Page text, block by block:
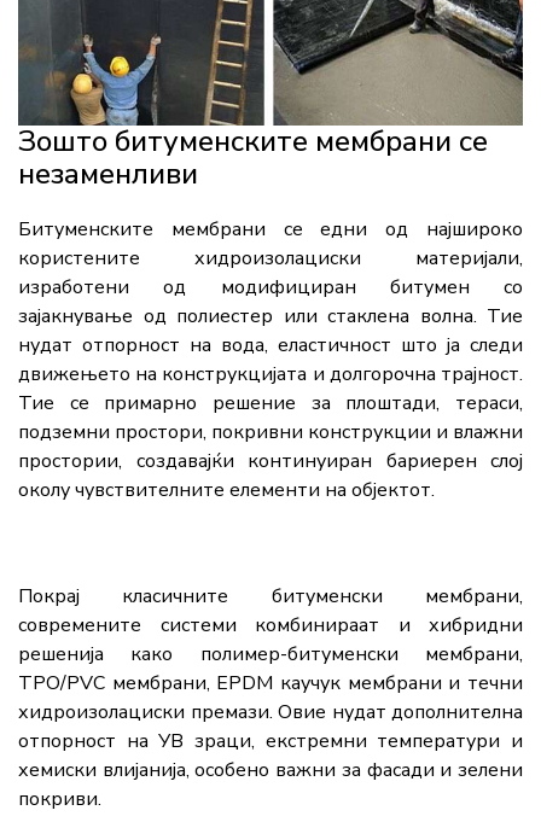
Зошто битуменските мембрани се
незаменливи
Битуменските мембрани се едни од најшироко
користените хидроизолациски материјали,
изработени од модифициран битумен со
зајакнување од полиестер или стаклена волна. Тие
нудат отпорност на вода, еластичност што ја следи
движењето на конструкцијата и долгорочна трајност.
Тие се примарно решение за плоштади, тераси,
подземни простори, покривни конструкции и влажни
простории, создавајќи континуиран бариерен слој
околу чувствителните елементи на објектот.
Покрај класичните битуменски мембрани,
современите системи комбинираат и хибридни
решенија како полимер-битуменски мембрани,
TPO/PVC мембрани, EPDM каучук мембрани и течни
хидроизолациски премази. Овие нудат дополнителна
отпорност на УВ зраци, екстремни температури и
хемиски влијанија, особено важни за фасади и зелени
покриви.